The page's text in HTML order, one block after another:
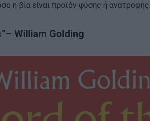
η βία είναι προϊόν φύσης ή ανατροφής.
William Golding